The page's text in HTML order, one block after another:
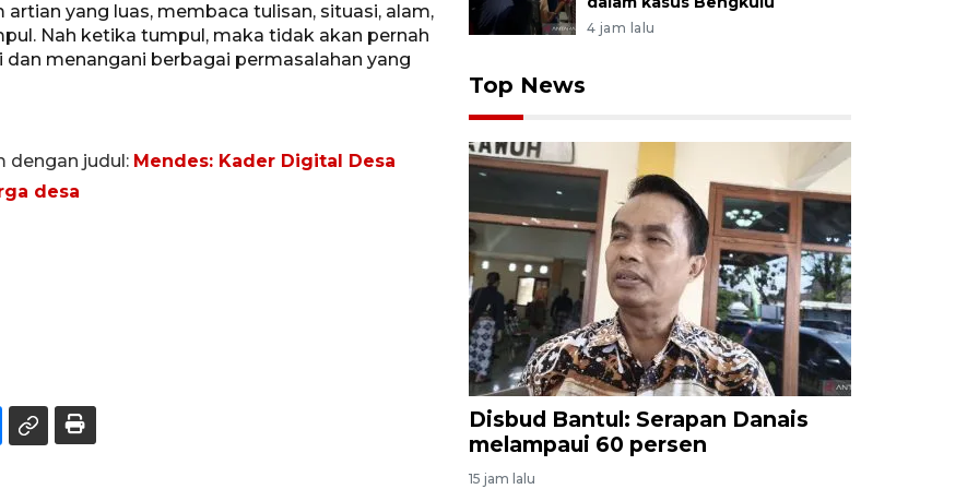
yang luas, membaca tulisan, situasi, alam,
Nah ketika tumpul, maka tidak akan pernah
menangani berbagai permasalahan yang
dengan judul: Mendes: Kader Digital Desa
desa
4 jam lalu
Top News
Disbud Bantul: Serapan Danais
melampaui 60 persen
15 jam lalu